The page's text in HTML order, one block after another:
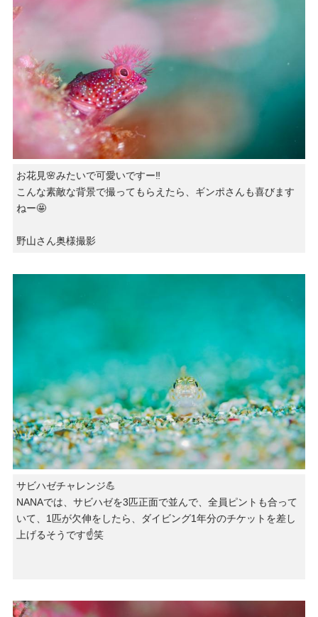
お花見🌸みたいで可愛いですー‼️
こんな素敵な背景で撮ってもらえたら、ギンポさんも喜びます
ねー🤩
野山さん奥様撮影
サビハゼチャレンジ💪
NANAでは、サビハゼを3匹正面で並んで、全員ピントも合って
いて、1匹が欠伸をしたら、ダイビング1年分のチケットを差し
上げるそうです☝️笑